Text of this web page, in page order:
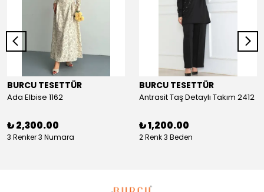
BURCU TESETTÜR
Ada Elbise 1162
₺ 2,300.00
3 Renker 3 Numara
BURCU TESETTÜR
Antrasit Taş Detaylı Takım 2412
₺ 1,200.00
2 Renk 3 Beden